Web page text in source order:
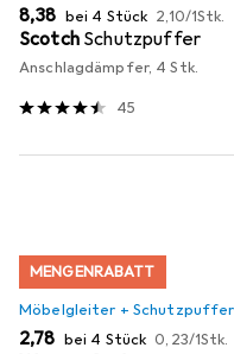
EUR
8,38 bei 4 Stück EUR
2,10/1Stk.
Scotch Schutzpuffer
Anschlagdämpfer, 4 Stk.
45
MENGENRABATT
Möbelgleiter + Schutzpuffer
EUR
2,78 bei 4 Stück EUR
0,23/1Stk.